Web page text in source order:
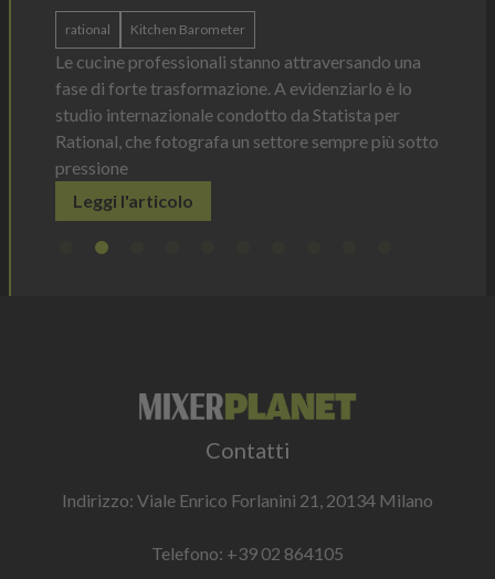
rational Kitchen Barometer
Le cucine professionali stanno attraversando una
fase di forte trasformazione. A evidenziarlo è lo
studio internazionale condotto da Statista per
Rational, che fotografa un settore sempre più sotto
pressione
Leggi l'articolo
Contatti
Indirizzo: Viale Enrico Forlanini 21, 20134 Milano
Telefono: +39 02 864105